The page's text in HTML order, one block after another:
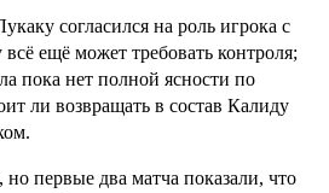
согласился на роль игрока с
ещё может требовать контроля;
пока нет полной ясности по
ли возвращать в состав Калиду
первые два матча показали, что